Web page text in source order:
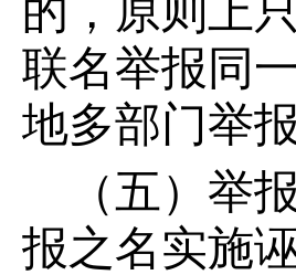
的，原则上
联名举报同
地多部门举
（五）举
报之名实施